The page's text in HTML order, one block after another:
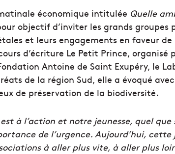
économique intitulée Quelle
objectif d’inviter les grands groupes
et leurs engagements en faveur
d’écriture Le Petit Prince, organisé
Antoine de Saint Exupéry, le
de la région Sud, elle a évoqué
de préservation de la biodiversité.
à l’action et notre jeunesse, quel que
de l’urgence. Aujourd’hui, cette
à aller plus vite, à aller plus